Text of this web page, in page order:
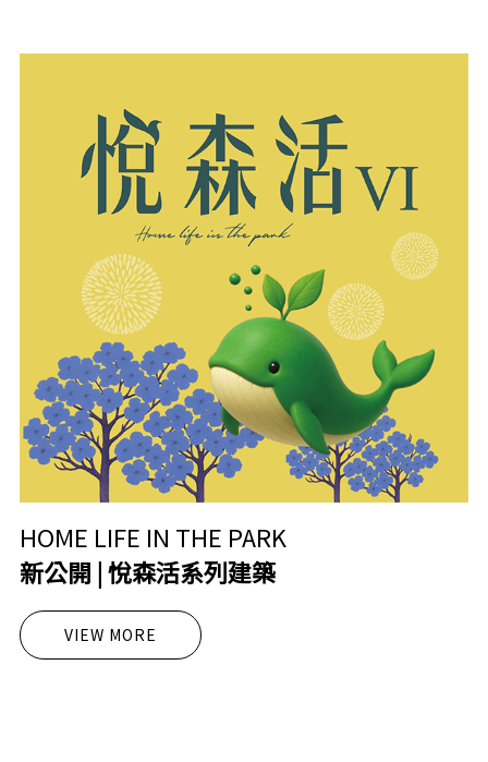
HOME LIFE IN THE PARK
新公開 | 悅森活系列建築
VIEW MORE